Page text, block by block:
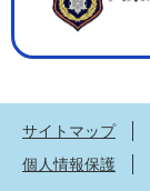
サイトマップ
個人情報保護